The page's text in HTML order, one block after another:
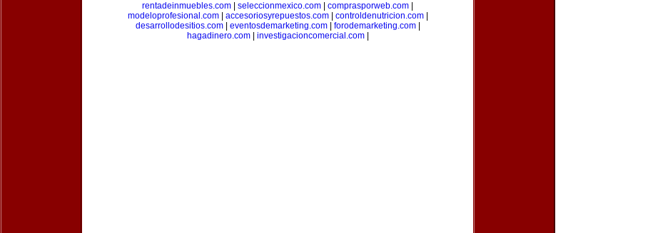
rentadeinmuebles.com
seleccionmexico.com comprasporweb.com
modeloprofesional.com| accesoriosyrepuestos.com| controldenutricion.com|
desarrollodesitios.com| eventosdemarketing.com| forodemarketing.com|
hagadinero.com| investigacioncomercial.com|